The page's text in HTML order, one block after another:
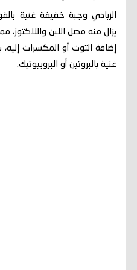
الزبادي وجبة خفيفة غنية
يزال منه مصل اللبن واللاكتوز،
إضافة التوت أو المكسرات
غنية بالبروتين أو البروبيوتيك.